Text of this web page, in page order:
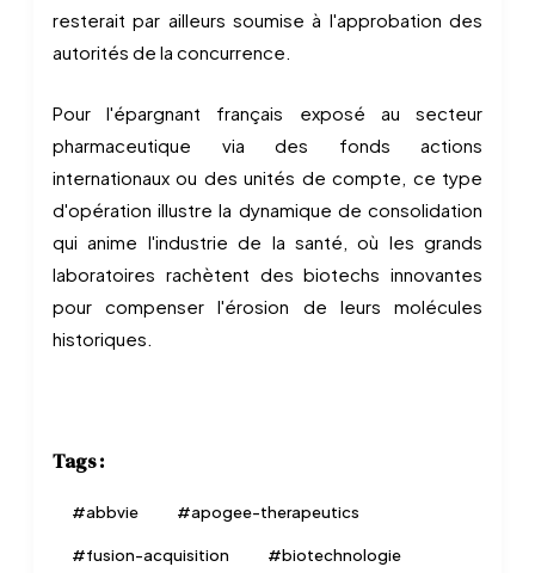
resterait par ailleurs soumise à l'approbation des
autorités de la concurrence.
Pour l'épargnant français exposé au secteur
pharmaceutique via des fonds actions
internationaux ou des unités de compte, ce type
d'opération illustre la dynamique de consolidation
qui anime l'industrie de la santé, où les grands
laboratoires rachètent des biotechs innovantes
pour compenser l'érosion de leurs molécules
historiques.
Tags :
#abbvie #apogee-therapeutics
#fusion-acquisition #biotechnologie